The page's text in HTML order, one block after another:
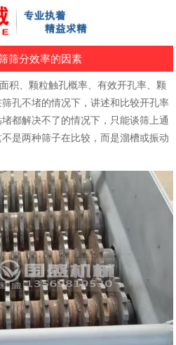
筛分效率的因素
积、颗粒触孔概率、有效开孔率、颗
孔不堵的情况下，讲述和比较开孔率
都解决不了的情况下，只能谈筛上通
是两种筛子在比较，而是溜槽或振动